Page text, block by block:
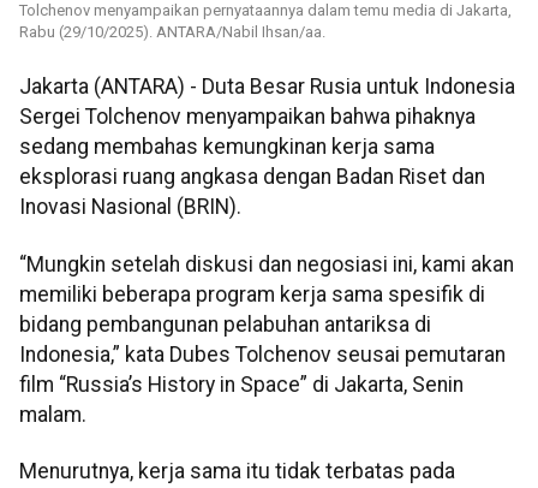
Tolchenov menyampaikan pernyataannya dalam temu media di Jakarta,
Rabu (29/10/2025). ANTARA/Nabil Ihsan/aa.
Jakarta (ANTARA) - Duta Besar Rusia untuk Indonesia
Sergei Tolchenov menyampaikan bahwa pihaknya
sedang membahas kemungkinan kerja sama
eksplorasi ruang angkasa dengan Badan Riset dan
Inovasi Nasional (BRIN).
“Mungkin setelah diskusi dan negosiasi ini, kami akan
memiliki beberapa program kerja sama spesifik di
bidang pembangunan pelabuhan antariksa di
Indonesia,” kata Dubes Tolchenov seusai pemutaran
film “Russia’s History in Space” di Jakarta, Senin
malam.
Menurutnya, kerja sama itu tidak terbatas pada